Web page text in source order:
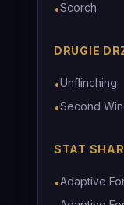
•Scorch
DRUGIE
•Unflinching
•Second
STAT
•Adaptive